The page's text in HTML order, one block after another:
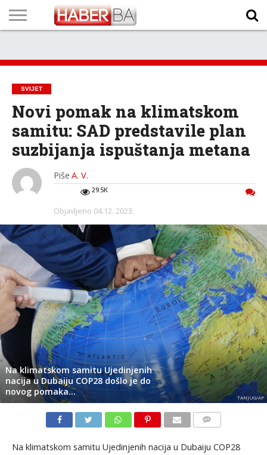
TECH
PROGRAM
PROGNOZA
PUTEVIMA
LISTA
NAMA
SVIJET
Novi pomak na klimatskom
samitu: SAD predstavile plan
suzbijanja ispuštanja metana
Piše A. V.
29.5K
Objavljeno 04.12. 2023.
Na klimatskom samitu Ujedinjenih
nacija u Dubaiju COP28 došlo je do
novog pomaka…
TANJUG/AP
Na klimatskom samitu Ujedinjenih nacija u Dubaiju COP28